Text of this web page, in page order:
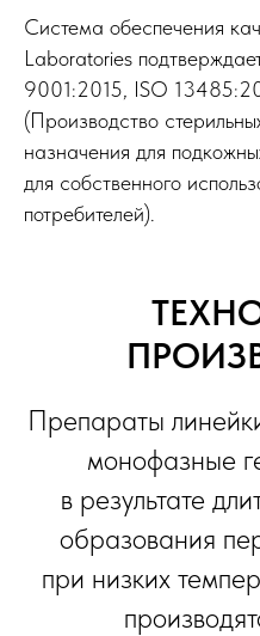
Система обеспечения
Laboratories
9001:2015, ISO
(Производство
назначения для
для собственного
потребителей).
Препараты
монофазные
в результате
образования
при низких